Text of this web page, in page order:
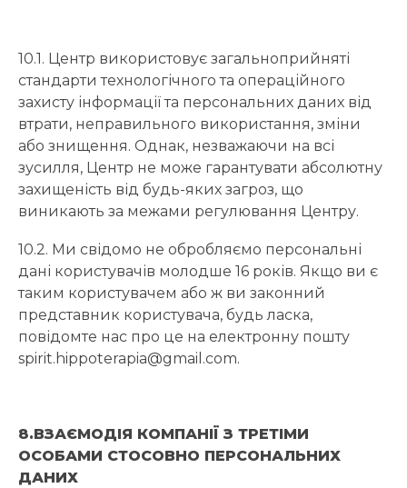
10.1. Центр використовує загальноприйняті
стандарти технологічного та операційного
захисту інформації та персональних даних від
втрати, неправильного використання, зміни
або знищення. Однак, незважаючи на всі
зусилля, Центр не може гарантувати абсолютну
захищеність від будь-яких загроз, що
виникають за межами регулювання Центру.
10.2. Ми свідомо не обробляємо персональні
дані користувачів молодше 16 років. Якщо ви є
таким користувачем або ж ви законний
представник користувача, будь ласка,
повідомте нас про це на електронну пошту
spirit.hippoterapia@gmail.com.
8.ВЗАЄМОДІЯ КОМПАНІЇ З ТРЕТІМИ
ОСОБАМИ СТОСОВНО ПЕРСОНАЛЬНИХ
ДАНИХ